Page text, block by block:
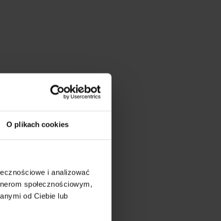
O plikach cookies
i analizować
społecznościowym,
od Ciebie lub